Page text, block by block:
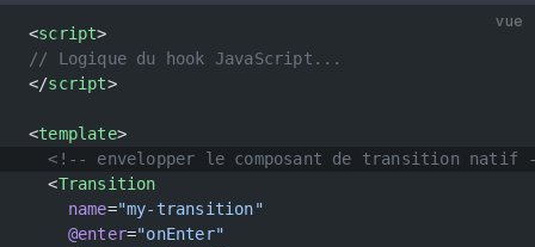
vue
<script>
// Logique du hook JavaScript...
</script>
<template>
<!-- envelopper le composant de transition natif
  <
Transition
    name
="my-transition"
    @enter
="onEnter"